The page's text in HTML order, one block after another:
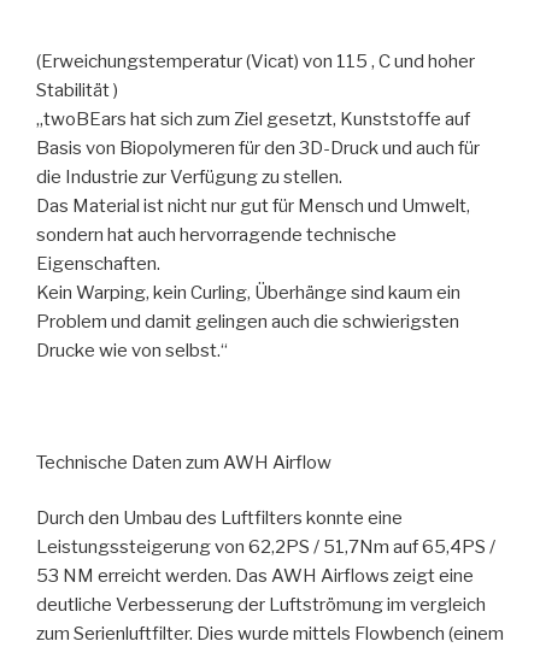
(Erweichungstemperatur (Vicat) von 115 ‚ C und hoher
Stabilität )
„twoBEars hat sich zum Ziel gesetzt, Kunststoffe auf
Basis von Biopolymeren für den 3D-Druck und auch für
die Industrie zur Verfügung zu stellen.
Das Material ist nicht nur gut für Mensch und Umwelt,
sondern hat auch hervorragende technische
Eigenschaften.
Kein Warping, kein Curling, Überhänge sind kaum ein
Problem und damit gelingen auch die schwierigsten
Drucke wie von selbst.“
Technische Daten zum AWH Airflow
Durch den Umbau des Luftfilters konnte eine
Leistungssteigerung von 62,2PS / 51,7Nm auf 65,4PS /
53 NM erreicht werden. Das AWH Airflows zeigt eine
deutliche Verbesserung der Luftströmung im vergleich
zum Serienluftfilter. Dies wurde mittels Flowbench (einem